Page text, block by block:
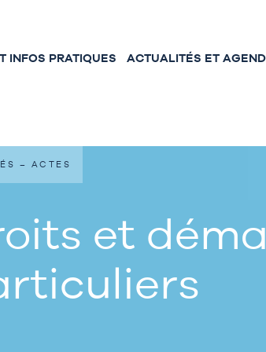
INFOS PRATIQUES ACTUALITÉS ET
et
– ACTES